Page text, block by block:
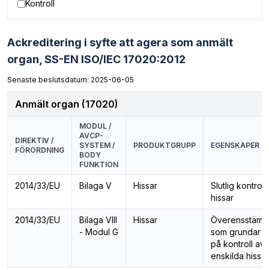
Kontroll
Ackreditering i syfte att agera som anmält
organ, SS-EN ISO/IEC 17020:2012
Senaste beslutsdatum: 2025-06-05
Anmält organ (17020)
DIREKTIV /
FÖRORDNING
MODUL /
AVCP-
SYSTEM /
BODY
FUNKTION
PRODUKTGRUPP EGENSKAPER
2014/33/EU Bilaga V Hissar
Slutlig kontroll
hissar
2014/33/EU
Bilaga VIII
- Modul G
Hissar
som grundar
på kontroll av
enskilda hissar